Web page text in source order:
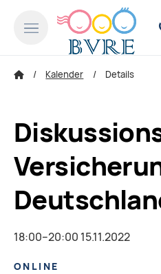
Kalender Details
18:00–20:00 15.11.2022
ONLINE